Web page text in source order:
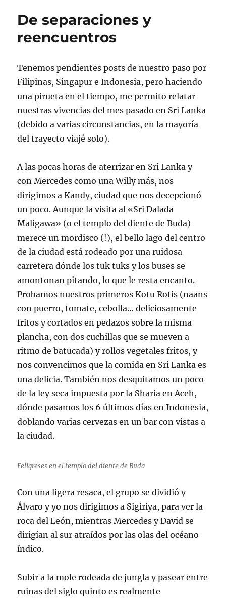
el
Pérsico
De separaciones y
reencuentros
Tenemos pendientes posts de nuestro paso por
Filipinas, Singapur e Indonesia, pero haciendo
una pirueta en el tiempo, me permito relatar
nuestras vivencias del mes pasado en Sri Lanka
(debido a varias circunstancias, en la mayoría
del trayecto viajé solo).
A las pocas horas de aterrizar en Sri Lanka y
con Mercedes como una Willy más, nos
dirigimos a Kandy, ciudad que nos decepcionó
un poco. Aunque la visita al «Sri Dalada
Maligawa» (o el templo del diente de Buda)
merece un mordisco (!), el bello lago del centro
de la ciudad está rodeado por una ruidosa
carretera dónde los tuk tuks y los buses se
amontonan pitando, lo que le resta encanto.
Probamos nuestros primeros Kotu Rotis (naans
con puerro, tomate, cebolla… deliciosamente
fritos y cortados en pedazos sobre la misma
plancha, con dos cuchillas que se mueven a
ritmo de batucada) y rollos vegetales fritos, y
nos convencimos que la comida en Sri Lanka es
una delicia. También nos desquitamos un poco
de la ley seca impuesta por la Sharia en Aceh,
dónde pasamos los 6 últimos días en Indonesia,
doblando varias cervezas en un bar con vistas a
la ciudad.
Feligreses en el templo del diente de Buda
Con una ligera resaca, el grupo se dividió y
Álvaro y yo nos dirigimos a Sigiriya, para ver la
roca del León, mientras Mercedes y David se
dirigían al sur atraídos por las olas del océano
índico.
Subir a la mole rodeada de jungla y pasear entre
ruinas del siglo quinto es realmente